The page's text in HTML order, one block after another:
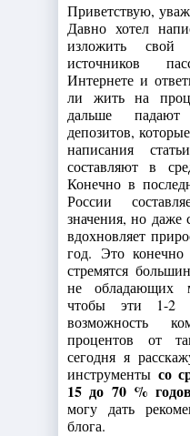
Приветствую,
Давно хотел
изложить
источников
Интернете и
ли жить на
дальше падают
депозитов,
написания
составляют в
Конечно в
России
значения, но даже
вдохновляет
год. Это
стремятся
не обладающих
чтобы эти 1-2
возможность
процентов от
сегодня я
инструменты со
15 до 70 %
могу дать
блога.